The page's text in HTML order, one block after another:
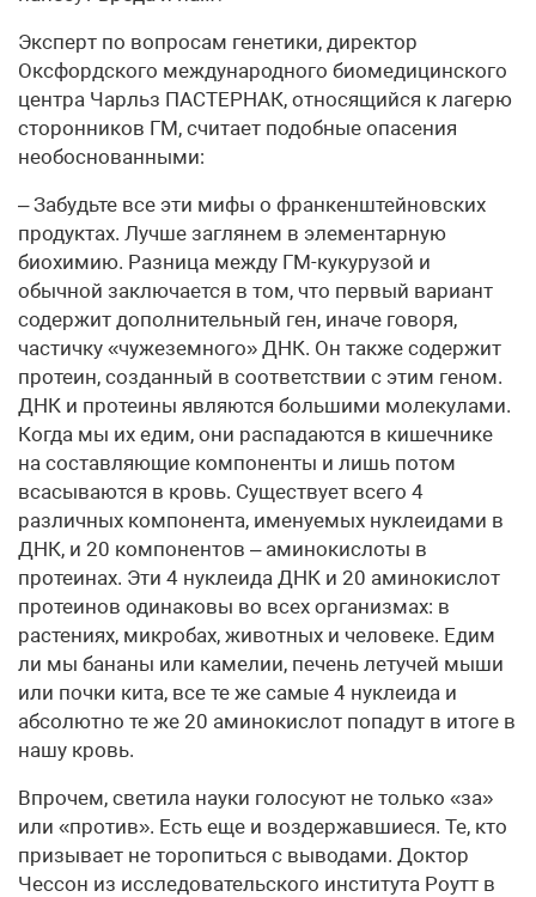
Эксперт по вопросам генетики, директор
Оксфордского международного биомедицинского
центра Чарльз ПАСТЕРНАК, относящийся к лагерю
сторонников ГМ, считает подобные опасения
необоснованными:
– Забудьте все эти мифы о франкенштейновских
продуктах. Лучше заглянем в элементарную
биохимию. Разница между ГМ-кукурузой и
обычной заключается в том, что первый вариант
содержит дополнительный ген, иначе говоря,
частичку «чужеземного» ДНК. Он также содержит
протеин, созданный в соответствии с этим геном.
ДНК и протеины являются большими молекулами.
Когда мы их едим, они распадаются в кишечнике
на составляющие компоненты и лишь потом
всасываются в кровь. Существует всего 4
различных компонента, именуемых нуклеидами в
ДНК, и 20 компонентов – аминокислоты в
протеинах. Эти 4 нуклеида ДНК и 20 аминокислот
протеинов одинаковы во всех организмах: в
растениях, микробах, животных и человеке. Едим
ли мы бананы или камелии, печень летучей мыши
или почки кита, все те же самые 4 нуклеида и
абсолютно те же 20 аминокислот попадут в итоге в
нашу кровь.
Впрочем, светила науки голосуют не только «за»
или «против». Есть еще и воздержавшиеся. Те, кто
призывает не торопиться с выводами. Доктор
Чессон из исследовательского института Роутт в